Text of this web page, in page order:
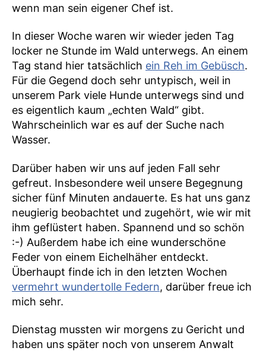
wenn man sein eigener Chef ist.
In dieser Woche waren wir wieder jeden Tag
locker ne Stunde im Wald unterwegs. An einem
Tag stand hier tatsächlich ein Reh im Gebüsch.
Für die Gegend doch sehr untypisch, weil in
unserem Park viele Hunde unterwegs sind und
es eigentlich kaum „echten Wald“ gibt.
Wahrscheinlich war es auf der Suche nach
Wasser.
Darüber haben wir uns auf jeden Fall sehr
gefreut. Insbesondere weil unsere Begegnung
sicher fünf Minuten andauerte. Es hat uns ganz
neugierig beobachtet und zugehört, wie wir mit
ihm geflüstert haben. Spannend und so schön
:-) Außerdem habe ich eine wunderschöne
Feder von einem Eichelhäher entdeckt.
Überhaupt finde ich in den letzten Wochen
vermehrt wundertolle Federn, darüber freue ich
mich sehr.
Dienstag mussten wir morgens zu Gericht und
haben uns später noch von unserem Anwalt